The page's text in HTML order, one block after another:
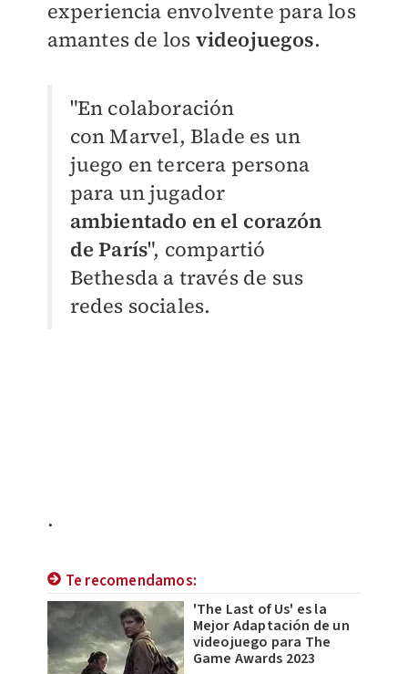
experiencia envolvente para los
amantes de los videojuegos.
"En colaboración
conMarvel, Blade es un
juego en tercera persona
para un jugador
ambientado en el corazón
de París", compartió
Bethesda a través de sus
redes sociales.
.
Te recomendamos:
'The Last of Us' es la
Mejor Adaptación de un
videojuego para The
Game Awards 2023